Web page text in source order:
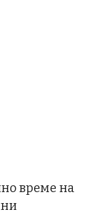
време на